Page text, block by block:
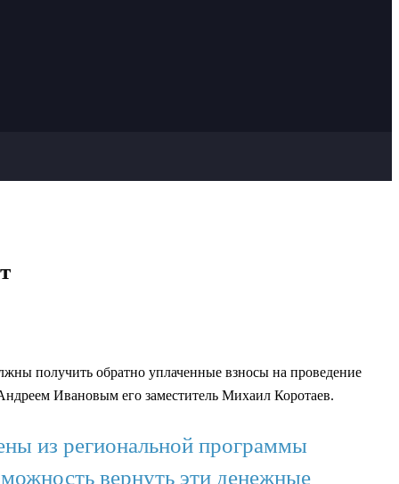
получить обратно уплаченные взносы на проведение
Ивановым его заместитель Михаил Коротаев.
из региональной программы
вернуть эти денежные